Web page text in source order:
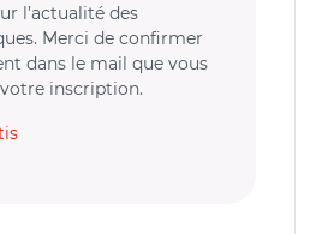
l’actualité des
Merci de confirmer
dans le mail que vous
inscription.